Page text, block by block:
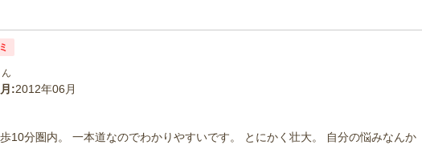
:2012年06月
10分圏内。 一本道なのでわかりやすいです。 とにかく壮大。 自分の悩みなんか